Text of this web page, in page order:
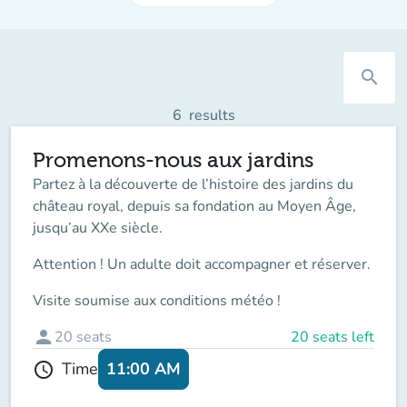
search
6 results
Promenons-nous aux jardins
Partez à la découverte de l’histoire des jardins du
château royal, depuis sa fondation au Moyen Âge,
jusqu’au XXe siècle.
Attention ! Un adulte doit accompagneret réserver.
Visite soumise aux conditions météo !
person 20 seats 20 seats left
schedule Time 11:00 AM